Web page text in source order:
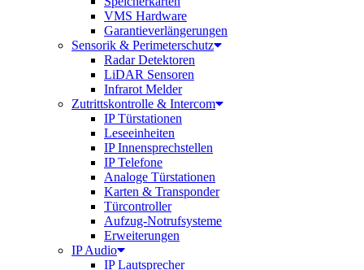
VMS Hardware
Garantieverlängerungen
Sensorik & Perimeterschutz
Radar Detektoren
LiDAR Sensoren
Infrarot Melder
Zutrittskontrolle & Intercom
IP Türstationen
Leseeinheiten
IP Innensprechstellen
IP Telefone
Analoge Türstationen
Karten & Transponder
Türcontroller
Aufzug-Notrufsysteme
Erweiterungen
IP Audio
IP Lautsprecher